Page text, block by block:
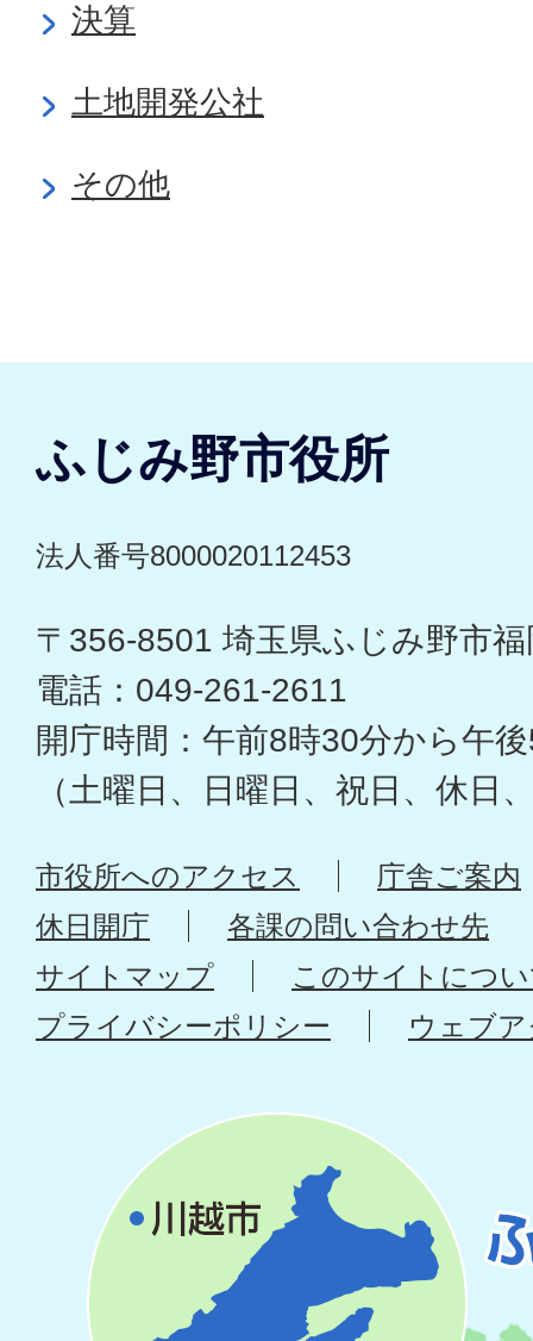
決算
土地開発公社
その他
ふじみ野市役所
法人番号8000020112453
〒356-8501 埼玉県ふじみ野市
電話：049-261-2611
開庁時間：午前8時30分から午
（土曜日、日曜日、祝日、休日
市役所へのアクセス
庁舎ご案内
休日開庁
各課の問い合わせ先
サイトマップ
このサイトにつ
プライバシーポリシー
ウェブ